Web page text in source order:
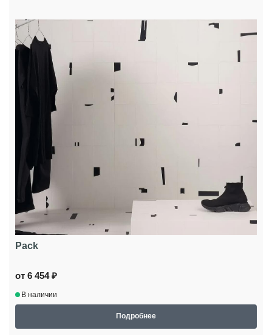
Pack
от 6 454 ₽
В наличии
Подробнее